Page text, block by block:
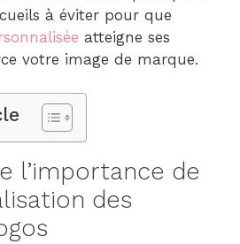
à éviter pour que
atteigne ses
votre image de marque.
l’importance de
des